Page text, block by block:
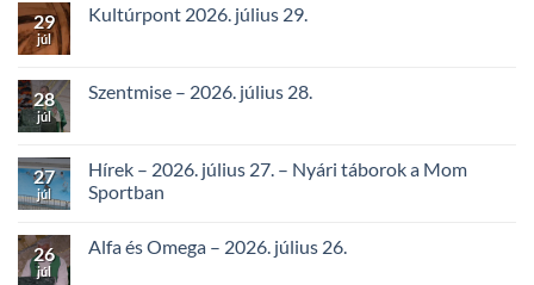
29
júl
Kultúrpont 2026. július 29.
28
júl
Szentmise – 2026. július 28.
27
júl
Hírek – 2026. július 27. – Nyári táborok a Mom
Sportban
26
júl
Alfa és Omega – 2026. július 26.